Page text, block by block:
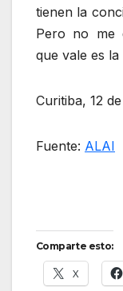
tienen la
Pero no me
que vale es la
Curitiba, 12
Fuente: ALAI
Comparte esto:
X